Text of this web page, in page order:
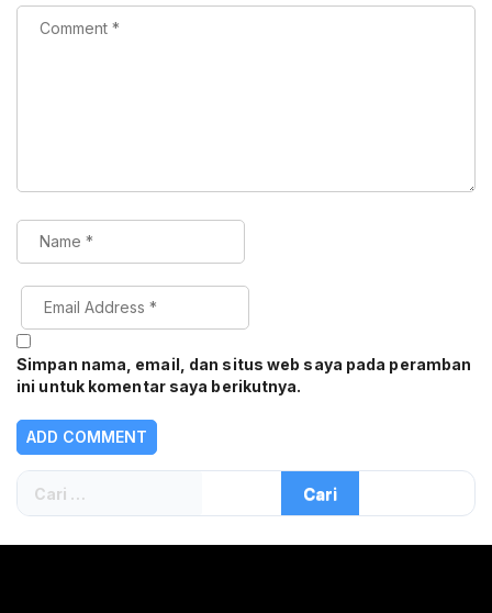
Simpan nama, email, dan situs web saya pada peramban
ini untuk komentar saya berikutnya.
Cari
untuk: